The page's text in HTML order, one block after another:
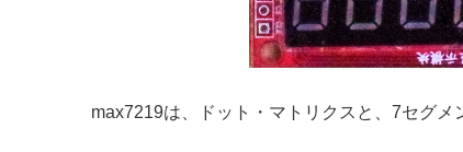
max7219は、ドット・マトリクスと、7セグメ